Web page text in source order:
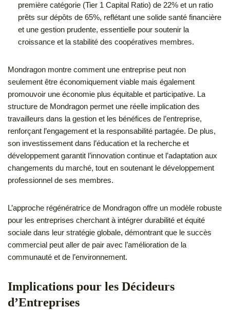
première catégorie (Tier 1 Capital Ratio) de 22% et un ratio
prêts sur dépôts de 65%, reflétant une solide santé financière
et une gestion prudente, essentielle pour soutenir la
croissance et la stabilité des coopératives membres.
Mondragon montre comment une entreprise peut non
seulement être économiquement viable mais également
promouvoir une économie plus équitable et participative. La
structure de Mondragon permet une réelle implication des
travailleurs dans la gestion et les bénéfices de l’entreprise,
renforçant l’engagement et la responsabilité partagée. De plus,
son investissement dans l’éducation et la recherche et
développement garantit l’innovation continue et l’adaptation aux
changements du marché, tout en soutenant le développement
professionnel de ses membres.
L’approche régénératrice de Mondragon offre un modèle robuste
pour les entreprises cherchant à intégrer durabilité et équité
sociale dans leur stratégie globale, démontrant que le succès
commercial peut aller de pair avec l’amélioration de la
communauté et de l’environnement.
Implications pour les Décideurs
d’Entreprises